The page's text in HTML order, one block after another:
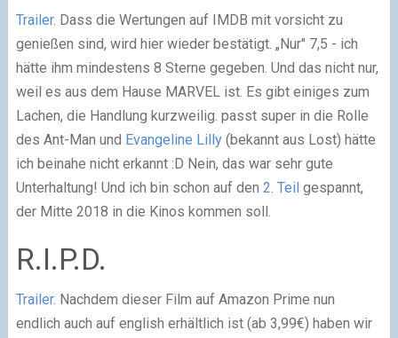
Trailer. Dass die Wertungen auf IMDB mit vorsicht zu
genießen sind, wird hier wieder bestätigt. „Nur" 7,5 - ich
hätte ihm mindestens 8 Sterne gegeben. Und das nicht nur,
weil es aus dem Hause MARVEL ist. Es gibt einiges zum
Lachen, die Handlung kurzweilig. passt super in die Rolle
des Ant-Man und Evangeline Lilly (bekannt aus Lost) hätte
ich beinahe nicht erkannt :D Nein, das war sehr gute
Unterhaltung! Und ich bin schon auf den 2. Teil gespannt,
der Mitte 2018 in die Kinos kommen soll.
R.I.P.D.
Trailer. Nachdem dieser Film auf Amazon Prime nun
endlich auch auf english erhältlich ist (ab 3,99€) haben wir